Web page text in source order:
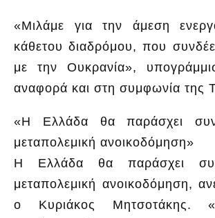
«Μιλάμε για την άμεση
κάθετου διαδρόμου, που
με την Ουκρανία»,
αναφορά και στη συμφωνία της
«Η Ελλάδα θα παράσχει
μεταπολεμική ανοικοδόμηση»
Η Ελλάδα θα παράσχει
μεταπολεμική ανοικοδόμηση,
ο Κυριάκος Μητσοτάκης.